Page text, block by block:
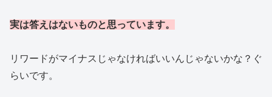
実は答えはないものと思っています。
リワードがマイナスじゃなければいいんじゃないかな？ぐ
らいです。